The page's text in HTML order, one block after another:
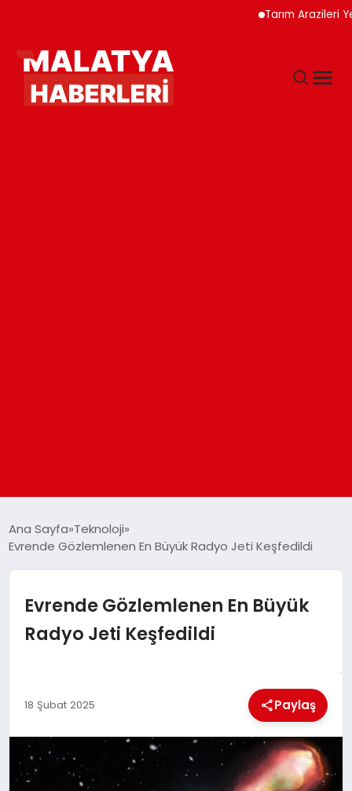
Tarım Arazileri
DÜNYA
EKONOMI
MAGAZIN
Ana Sayfa Teknoloji
Evrende Gözlemlenen En Büyük Radyo Jeti Keşfedildi
Evrende Gözlemlenen En Büyük
Radyo Jeti Keşfedildi
18 Şubat 2025 Paylaş